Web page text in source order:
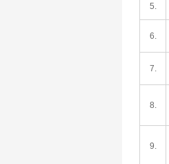
5.
6.
7.
8.
9.